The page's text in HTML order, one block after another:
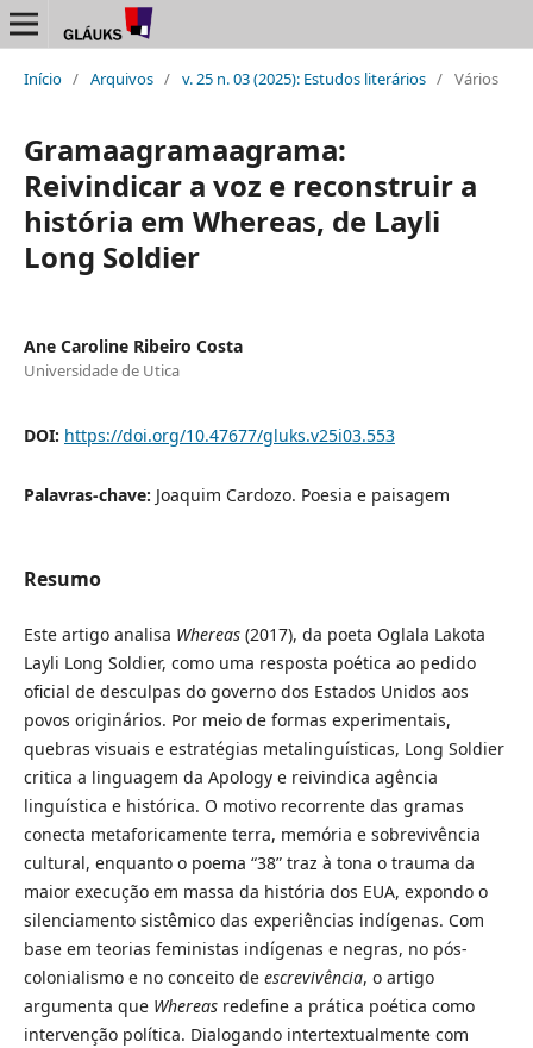
Início / Arquivos / v. 25 n. 03 (2025): Estudos literários / Vários
Gramaagramaagrama:
Reivindicar a voz e reconstruir a
história em Whereas, de Layli
Long Soldier
Ane Caroline Ribeiro Costa
Universidade de Utica
DOI: https://doi.org/10.47677/gluks.v25i03.553
Palavras-chave: Joaquim Cardozo. Poesia e paisagem
Resumo
Este artigo analisa Whereas(2017), da poeta Oglala Lakota
Layli Long Soldier, como uma resposta poética ao pedido
oficial de desculpas do governo dos Estados Unidos aos
povos originários. Por meio de formas experimentais,
quebras visuais e estratégias metalinguísticas, Long Soldier
critica a linguagem da Apology e reivindica agência
linguística e histórica. O motivo recorrente das gramas
conecta metaforicamente terra, memória e sobrevivência
cultural, enquanto o poema “38” traz à tona o trauma da
maior execução em massa da história dos EUA, expondo o
silenciamento sistêmico das experiências indígenas. Com
base em teorias feministas indígenas e negras, no pós-
colonialismo e no conceito de escrevivência, o artigo
argumenta que Whereasredefine a prática poética como
intervenção política. Dialogando intertextualmente com